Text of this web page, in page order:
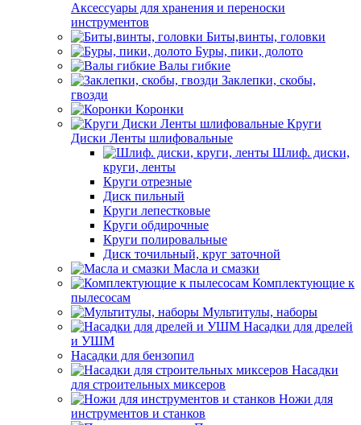
Аксессуары для хранения и переноски
инструментов
Биты,винты, головки
Буры, пики, долото
Валы гибкие
Заклепки, скобы,
гвозди
Коронки
Круги
Диски Ленты шлифовальные
Шлиф. диски,
круги, ленты
Круги отрезные
Диск пильный
Круги лепестковые
Круги обдирочные
Круги полировальные
Диск точильный, круг заточной
Масла и смазки
Комплектующие к
пылесосам
Мультитулы, наборы
Насадки для дрелей
и УШМ
Насадки для бензопил
Насадки
для строительных миксеров
Ножи для
инструментов и станков